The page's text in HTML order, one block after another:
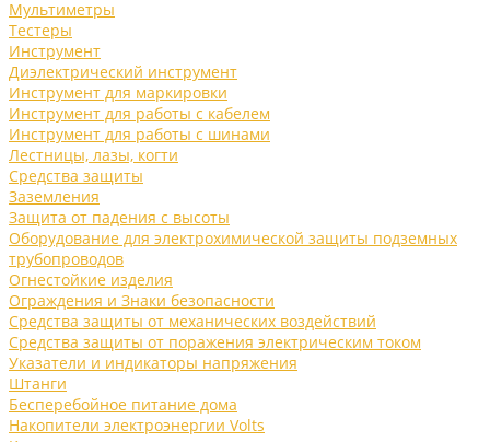
Мультиметры
Тестеры
Инструмент
Диэлектрический инструмент
Инструмент для маркировки
Инструмент для работы с кабелем
Инструмент для работы с шинами
Лестницы, лазы, когти
Средства защиты
Заземления
Защита от падения с высоты
Оборудование для электрохимической защиты подземных
трубопроводов
Огнестойкие изделия
Ограждения и Знаки безопасности
Средства защиты от механических воздействий
Средства защиты от поражения электрическим током
Указатели и индикаторы напряжения
Штанги
Бесперебойное питание дома
Накопители электроэнергии Volts